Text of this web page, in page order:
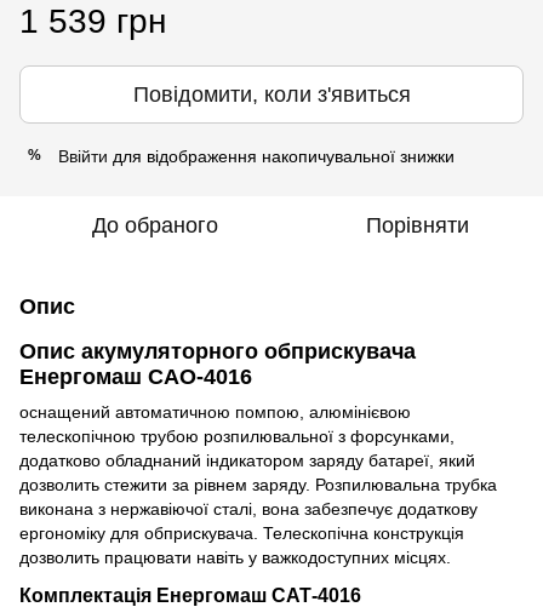
1 539 грн
Повідомити, коли з'явиться
% Ввійти для відображення накопичувальної знижки
До обраного Порівняти
Опис
Опис акумуляторного обприскувача
Енергомаш САО-4016
оснащений автоматичною помпою, алюмінієвою
телескопічною трубою розпилювальної з форсунками,
додатково обладнаний індикатором заряду батареї, який
дозволить стежити за рівнем заряду. Розпилювальна трубка
виконана з нержавіючої сталі, вона забезпечує додаткову
ергономіку для обприскувача. Телескопічна конструкція
дозволить працювати навіть у важкодоступних місцях.
Комплектація Енергомаш САТ-4016